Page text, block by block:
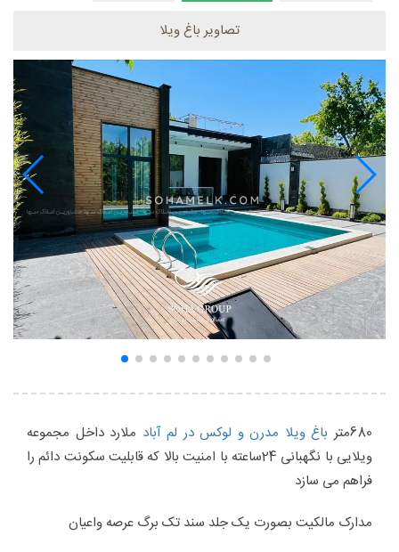
تصاویر باغ ویلا
680متر باغ ویلا مدرن و لوکس در لم آباد ملارد داخل مجموعه
ویلایی با نگهبانی 24ساعته با امنیت بالا که قابلیت سکونت دائم را
فراهم می سازد
مدارک مالکیت بصورت یک جلد سند تک برگ عرصه واعیان